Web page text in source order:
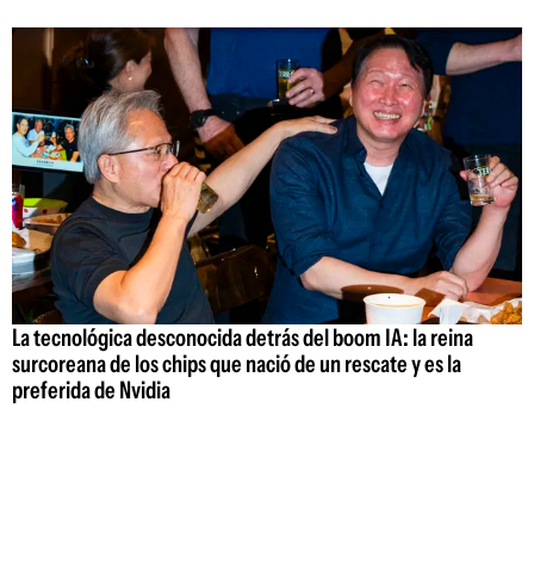
La tecnológica desconocida detrás del boom IA: la reina
surcoreana de los chips que nació de un rescate y es la
preferida de Nvidia